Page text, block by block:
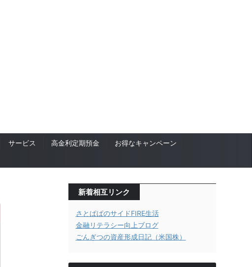
サービス 高金利定期預金
お得なキャンペーン
新着相互リンク
さとぱぱのサイドFIRE生活
金融リテラシー向上ブログ
ごんぎつの資産形成日記（米国株）